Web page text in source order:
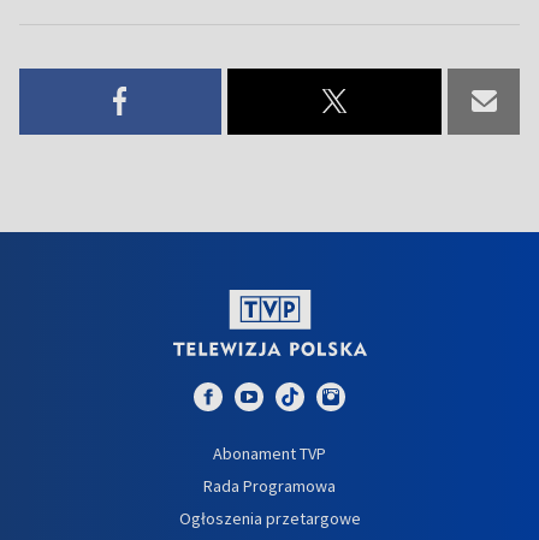
Abonament TVP
Rada Programowa
Ogłoszenia przetargowe